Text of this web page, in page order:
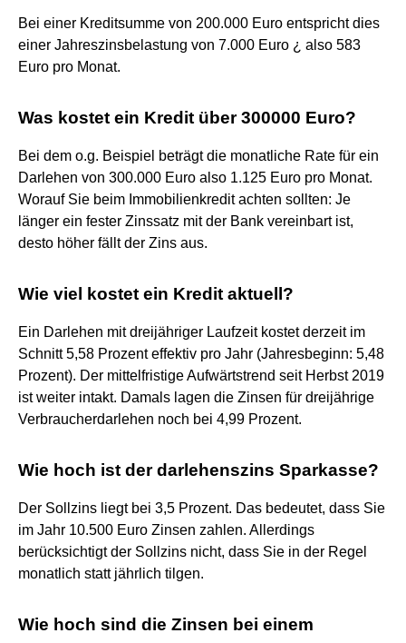
Bei einer Kreditsumme von 200.000 Euro entspricht dies
einer Jahreszinsbelastung von 7.000 Euro ¿ also 583
Euro pro Monat.
Was kostet ein Kredit über 300000 Euro?
Bei dem o.g. Beispiel beträgt die monatliche Rate für ein
Darlehen von 300.000 Euro also 1.125 Euro pro Monat.
Worauf Sie beim Immobilienkredit achten sollten: Je
länger ein fester Zinssatz mit der Bank vereinbart ist,
desto höher fällt der Zins aus.
Wie viel kostet ein Kredit aktuell?
Ein Darlehen mit dreijähriger Laufzeit kostet derzeit im
Schnitt 5,58 Prozent effektiv pro Jahr (Jahresbeginn: 5,48
Prozent). Der mittelfristige Aufwärtstrend seit Herbst 2019
ist weiter intakt. Damals lagen die Zinsen für dreijährige
Verbraucherdarlehen noch bei 4,99 Prozent.
Wie hoch ist der darlehenszins Sparkasse?
Der Sollzins liegt bei 3,5 Prozent. Das bedeutet, dass Sie
im Jahr 10.500 Euro Zinsen zahlen. Allerdings
berücksichtigt der Sollzins nicht, dass Sie in der Regel
monatlich statt jährlich tilgen.
Wie hoch sind die Zinsen bei einem